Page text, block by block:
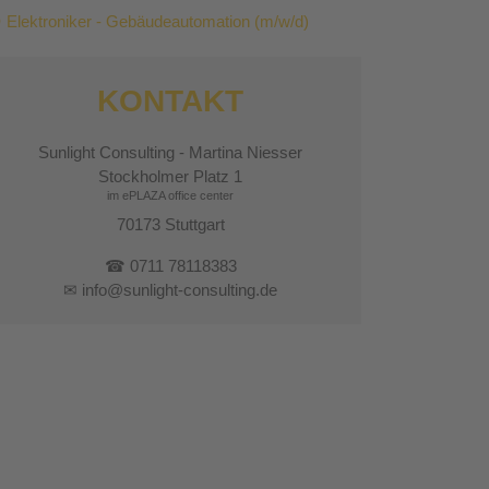
Elektroniker - Gebäudeautomation (m/w/d)
KONTAKT
Sunlight Consulting - Martina Niesser
Stockholmer Platz 1
im ePLAZA office center
70173 Stuttgart
☎ 0711 78118383
✉ info@sunlight-consulting.de